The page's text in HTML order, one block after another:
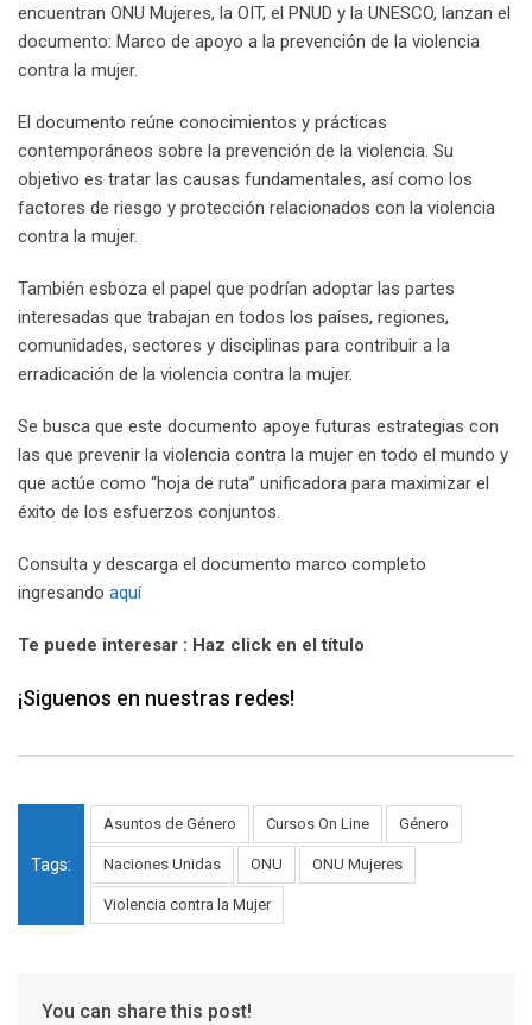
encuentran ONU Mujeres, la OIT, el PNUD y la UNESCO, lanzan el
documento: Marco de apoyo a la prevención de la violencia
contra la mujer.
El documento reúne conocimientos y prácticas
contemporáneos sobre la prevención de la violencia. Su
objetivo es tratar las causas fundamentales, así como los
factores de riesgo y protección relacionados con la violencia
contra la mujer.
También esboza el papel que podrían adoptar las partes
interesadas que trabajan en todos los países, regiones,
comunidades, sectores y disciplinas para contribuir a la
erradicación de la violencia contra la mujer.
Se busca que este documento apoye futuras estrategias con
las que prevenir la violencia contra la mujer en todo el mundo y
que actúe como “hoja de ruta” unificadora para maximizar el
éxito de los esfuerzos conjuntos.
Consulta y descarga el documento marco completo
ingresando aquí
Te puede interesar : Haz click en el título
¡Siguenos en nuestras redes!
Tags:
Asuntos de Género Cursos On Line Género
Naciones Unidas ONU ONU Mujeres
Violencia contra la Mujer
You can share this post!